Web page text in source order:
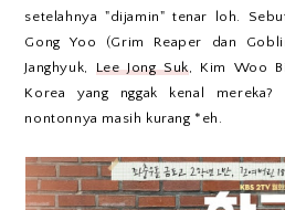
setelahnya "dijamin" tenar loh.
Gong Yoo (Grim Reaper dan
Janghyuk, Lee Jong Suk, Kim Woo
Korea yang nggak kenal
nontonnya masih kurang *eh.